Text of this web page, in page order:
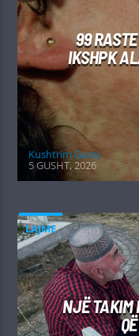
99
IKSHPK
Kushtrim Guraj
5 GUSHT, 2026
LAJME
NJË TAKIM